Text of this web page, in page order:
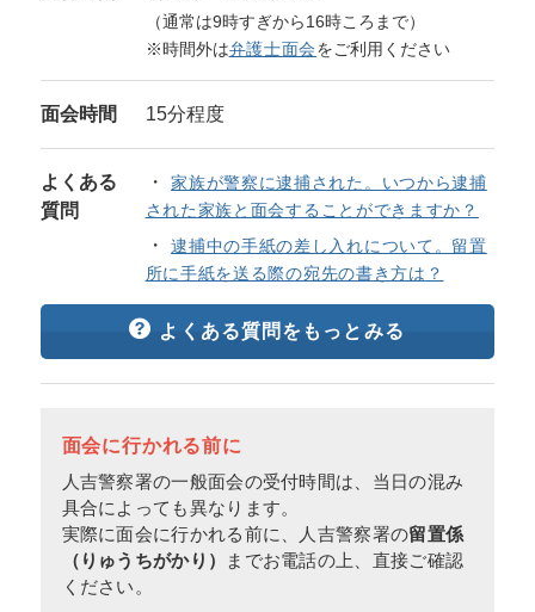
（通常は9時すぎから16時ころまで）
※時間外は弁護士面会をご利用ください
面会時間 15分程度
よくある
質問
家族が警察に逮捕された。いつから逮捕
された家族と面会することができますか？
逮捕中の手紙の差し入れについて。留置
所に手紙を送る際の宛先の書き方は？
よくある質問をもっとみる
面会に行かれる前に
人吉警察署の一般面会の受付時間は、当日の混み
具合によっても異なります。
実際に面会に行かれる前に、人吉警察署の留置係
（りゅうちがかり）
までお電話の上、直接ご確認
ください。